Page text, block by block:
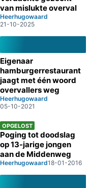
van mislukte overval
Heerhugowaard
21-10-2025
Eigenaar
hamburgerrestaurant
jaagt met één woord
overvallers weg
Heerhugowaard
05-10-2021
OPGELOST
Poging tot doodslag
op 13-jarige jongen
aan de Middenweg
Heerhugowaard18-01-2016